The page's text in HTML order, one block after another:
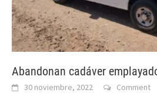
Abandonan cadáver
30 noviembre, 2022 Comment